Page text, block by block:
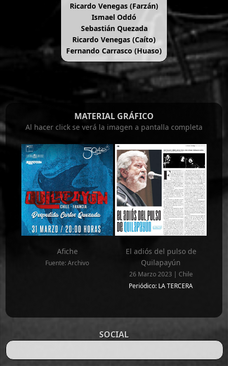
Ricardo Venegas (Farzán)
Ismael Oddó
Sebastián Quezada
Ricardo Venegas (Caíto)
Fernando Carrasco (Huaso)
MATERIAL GRÁFICO
Al hacer click se verá la imagen a pantalla completa
Afiche
Fuente: Archivo
El adiós del pulso de
Quilapayún
26 Marzo 2023 | Chile
Periódico: LA TERCERA
SOCIAL